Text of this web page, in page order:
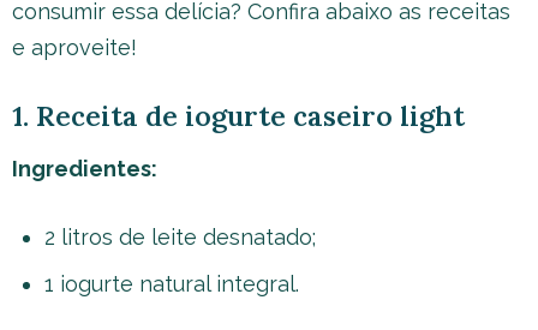
consumir essa delícia? Confira abaixo as receitas
e aproveite!
1. Receita de iogurte caseiro light
Ingredientes:
2 litros de leite desnatado;
1 iogurte natural integral.